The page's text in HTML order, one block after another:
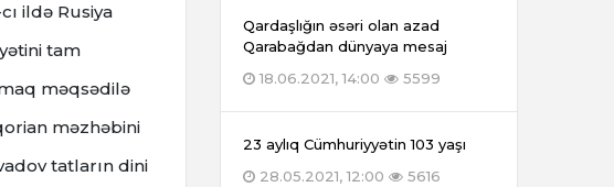
ildə Rusiya
tam
məqsədilə
məzhəbini
tatların dini
Qardaşlığın əsəri olan azad
Qarabağdan dünyaya mesaj
18.06.2021, 14:00
5599
23 aylıq Cümhuriyyətin 103 yaşı
28.05.2021, 12:00
5616